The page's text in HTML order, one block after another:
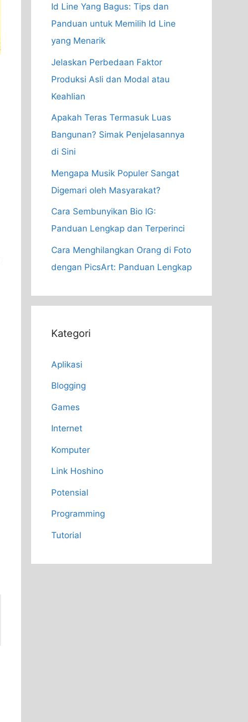
Id Line Yang Bagus: Tips dan
Panduan untuk Memilih Id Line
yang Menarik
Jelaskan Perbedaan Faktor
Produksi Asli dan Modal atau
Keahlian
Apakah Teras Termasuk Luas
Bangunan? Simak Penjelasannya
di Sini
Mengapa Musik Populer Sangat
Digemari oleh Masyarakat?
Cara Sembunyikan Bio IG:
Panduan Lengkap dan Terperinci
Cara Menghilangkan Orang di Foto
dengan PicsArt: Panduan Lengkap
Kategori
Aplikasi
Blogging
Games
Internet
Komputer
Link Hoshino
Potensial
Programming
Tutorial